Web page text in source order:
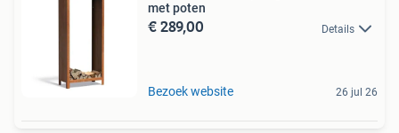
met poten
€ 289,00 Details
Bezoek website 26 jul 26